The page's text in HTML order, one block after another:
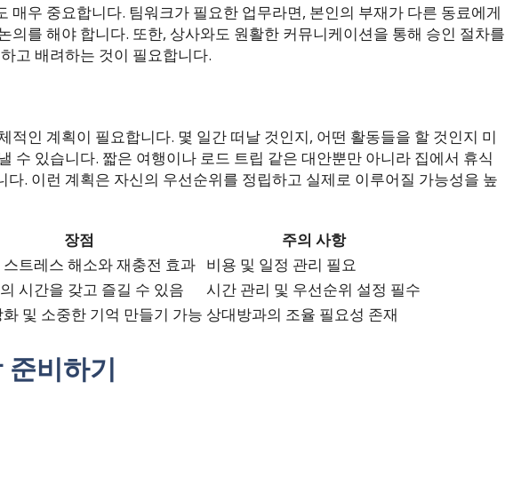
매우 중요합니다. 팀워크가 필요한 업무라면, 본인의 부재가 다른 동료에게
의를 해야 합니다. 또한, 상사와도 원활한 커뮤니케이션을 통해 승인 절차를
고 배려하는 것이 필요합니다.
적인 계획이 필요합니다. 몇 일간 떠날 것인지, 어떤 활동들을 할 것인지 미
수 있습니다. 짧은 여행이나 로드 트립 같은 대안뿐만 아니라 집에서 휴식
. 이런 계획은 자신의 우선순위를 정립하고 실제로 이루어질 가능성을 높
장점
주의 사항
트레스 해소와 재충전 효과 비용 및 일정 관리 필요
시간을 갖고 즐길 수 있음
시간 관리 및 우선순위 설정 필수
및 소중한 기억 만들기 가능 상대방과의 조율 필요성 존재
비하기